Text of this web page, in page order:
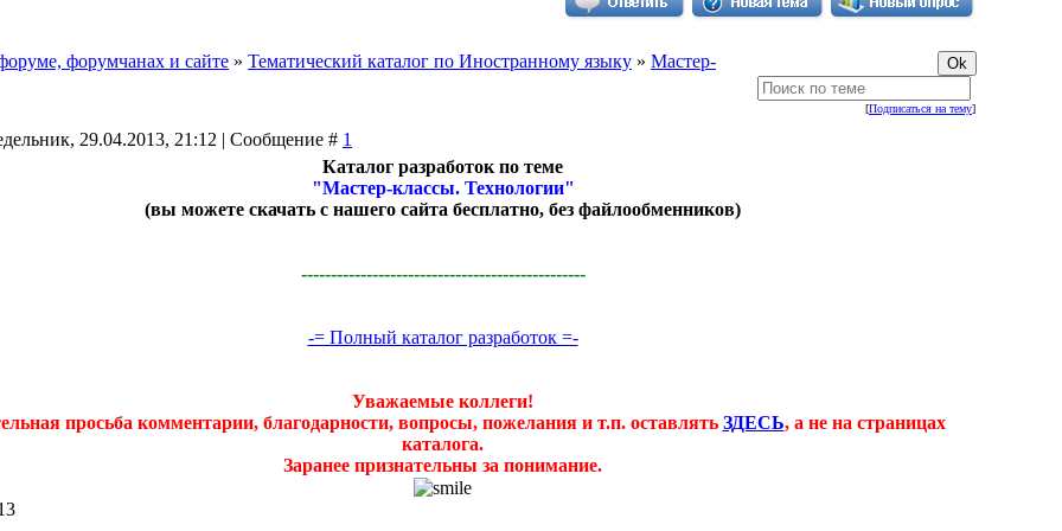
форумчанах и сайте » Тематический каталог по Иностранному языку » Мастер-
[Подписаться на тему]
29.04.2013, 21:12 | Сообщение # 1
Каталог разработок по теме
"Мастер-классы. Технологии"
(вы можете скачать с нашего сайта бесплатно, без файлообменников)
------------------------------------------------
-= Полный каталог разработок =-
Уважаемые коллеги!
просьба комментарии, благодарности, вопросы, пожелания и т.п. оставлять ЗДЕСЬ, а не на страницах
каталога.
Заранее признательны за понимание.